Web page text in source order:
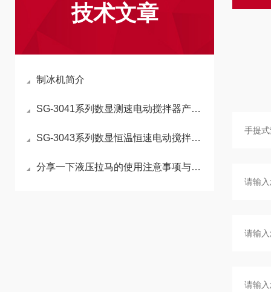
技术文章
制冰机简介
SG-3041系列数显测速电动搅拌器产品报价及特点
SG-3043系列数显恒温恒速电动搅拌器，加热搅拌电动搅拌器
分享一下液压拉马的使用注意事项与维护方法